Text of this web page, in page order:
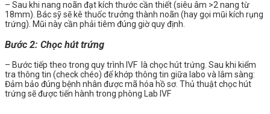
– Sau khi nang noãn đạt kích thước cần thiết (siêu âm >2 nang từ
18mm). Bác sỹ sẽ kê thuốc trưởng thành noãn (hay gọi mũi kích rụng
trứng). Mũi này cần phải tiêm đúng giờ quy định.
Bước 2: Chọc hút trứng
– Bước tiếp theo trong quy trình IVF là chọc hút trứng. Sau khi kiểm
tra thông tin (check chéo) để khớp thông tin giữa labo và lâm sàng:
Đảm bảo đúng bệnh nhân được mã hóa hồ sơ. Thủ thuật chọc hút
trứng sẽ được tiến hành trong phòng Lab IVF